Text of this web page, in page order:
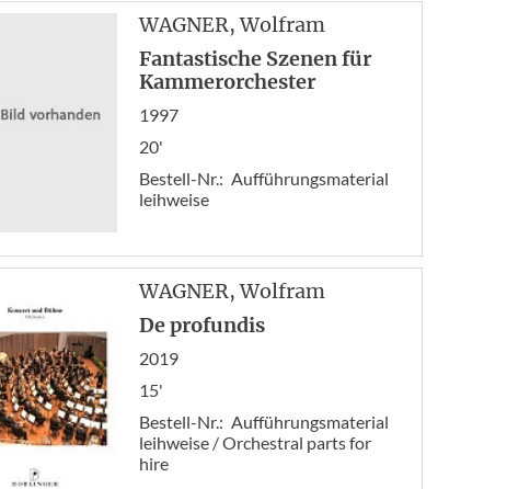
WAGNER, Wolfram
Fantastische Szenen für
Kammerorchester
1997
20'
Bestell-Nr.: Aufführungsmaterial
leihweise
WAGNER, Wolfram
De profundis
2019
15'
Bestell-Nr.: Aufführungsmaterial
leihweise / Orchestral parts for
hire